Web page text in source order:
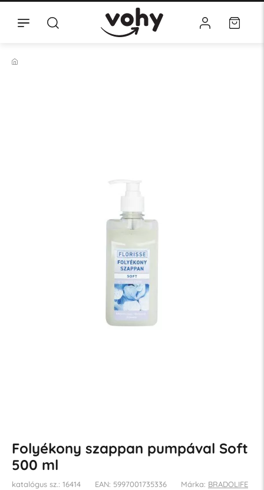
Folyékony szappan pumpával Soft
500 ml
katalógus sz.: 16414 EAN: 5997001735336 Márka: BRADOLIFE